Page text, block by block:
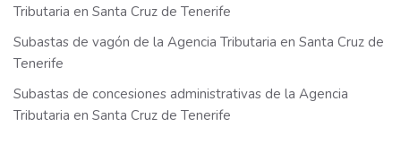
Tributaria en Santa Cruz de Tenerife
Subastas de vagón de la Agencia Tributaria en Santa Cruz de
Tenerife
Subastas de concesiones administrativas de la Agencia
Tributaria en Santa Cruz de Tenerife